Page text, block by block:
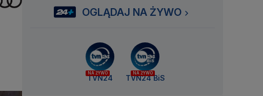
OGLĄDAJ NA ŻYWO
NA ŻYWO
TVN24
NA ŻYWO
TVN24 BiS